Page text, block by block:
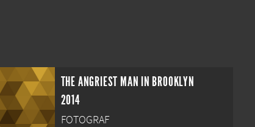
THE ANGRIEST MAN IN BROOKLYN
2014
FOTOGRAF